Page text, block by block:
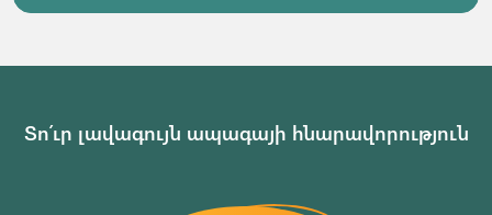
Տո՛ւր լավագույն ապագայի հնարավորություն